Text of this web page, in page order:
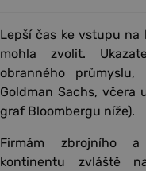
Lepší čas ke vstupu na
mohla zvolit.
obranného
Goldman Sachs, včera
graf Bloombergu níže).
Firmám zbrojního
kontinentu zvláště